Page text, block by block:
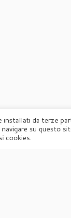
Agorà Powered by
da terze
su questo
cookies.